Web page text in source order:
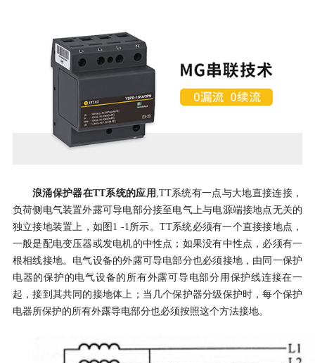
浪涌保护器在TT系统的应用 TT系统有一点与大地直接连接，
负荷侧电气装置外露可导电部分接至电气上与电源端接地点无关的
独立接地装置上，如图1 -1所示。TT系统必须有一个直接接地点，
一般是配电变压器或发电机的中性点；如果没有中性点，必须有一
根相线接地。电气设备的外露可导电部分也必须接地，由同一保护
电器的保护的电气设备的所有外露可导电部分用保护线连接在一
起，接到其共同的接地体上；当几个保护器分级保护时，每个保护
电器所保护的所有外露导电部分也必须按照这个方法接地。